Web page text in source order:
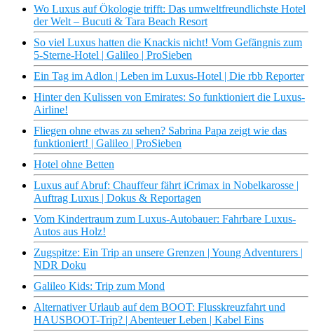
Wo Luxus auf Ökologie trifft: Das umweltfreundlichste Hotel
der Welt – Bucuti & Tara Beach Resort
So viel Luxus hatten die Knackis nicht! Vom Gefängnis zum
5-Sterne-Hotel | Galileo | ProSieben
Ein Tag im Adlon | Leben im Luxus-Hotel | Die rbb Reporter
Hinter den Kulissen von Emirates: So funktioniert die Luxus-
Airline!
Fliegen ohne etwas zu sehen? Sabrina Papa zeigt wie das
funktioniert! | Galileo | ProSieben
Hotel ohne Betten
Luxus auf Abruf: Chauffeur fährt iCrimax in Nobelkarosse |
Auftrag Luxus | Dokus & Reportagen
Vom Kindertraum zum Luxus-Autobauer: Fahrbare Luxus-
Autos aus Holz!
Zugspitze: Ein Trip an unsere Grenzen | Young Adventurers |
NDR Doku
Galileo Kids: Trip zum Mond
Alternativer Urlaub auf dem BOOT: Flusskreuzfahrt und
HAUSBOOT-Trip? | Abenteuer Leben | Kabel Eins